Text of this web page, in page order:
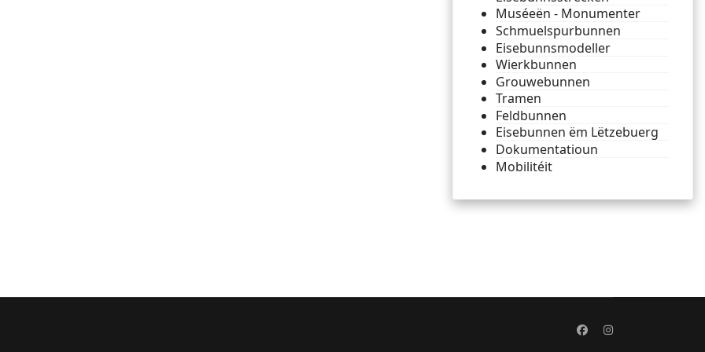
Muséeën - Monumenter
Schmuelspurbunnen
Eisebunnsmodeller
Wierkbunnen
Grouwebunnen
Tramen
Feldbunnen
Eisebunnen ëm Lëtzebuerg
Dokumentatioun
Mobilitéit